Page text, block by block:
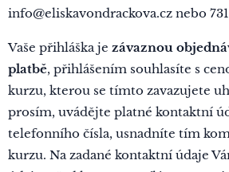
info@eliskavondrackova.cz nebo
Vaše přihláška je závaznou
platbě, přihlášením souhlasíte s
kurzu, kterou se tímto zavazujete
prosím, uvádějte platné kontaktní
telefonního čísla, usnadníte tím
kurzu. Na zadané kontaktní údaje